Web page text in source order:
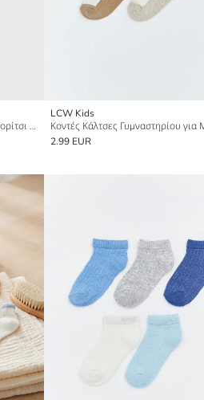
Κάλτσες Γυμναστηρίου για μωρό κορίτσι 5-Τεμάχια
LCW Kids
2.99 EUR